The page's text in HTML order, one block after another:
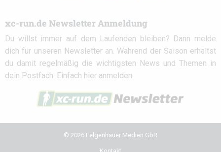
xc-run.de Newsletter Anmeldung
Du willst immer auf dem Laufenden bleiben? Dann melde
dich für unseren Newsletter an. Während der Saison erhältst
du damit regelmäßig die wichtigsten News und Themen in
dein Postfach. Einfach hier anmelden:
© 2026 Felgenhauer Medien GbR